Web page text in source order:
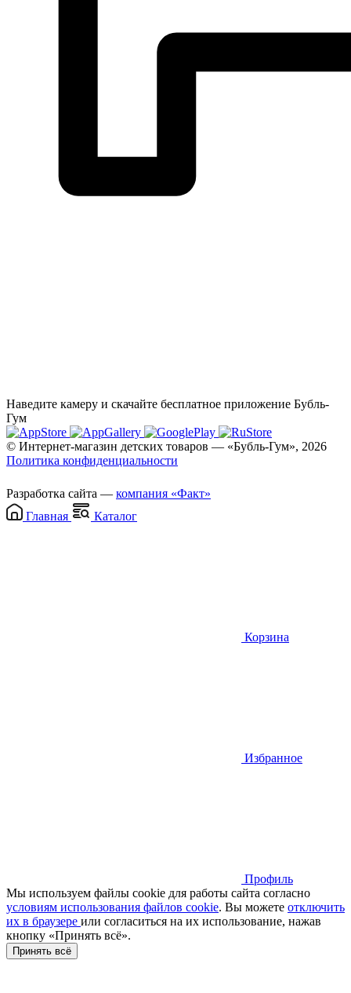
Наведите камеру и скачайте бесплатное приложение Бубль-
Гум
© Интернет-магазин детских товаров — «Бубль-Гум», 2026
Политика конфиденциальности
Разработка сайта — компания «Факт»
Главная
Каталог
Корзина
Избранное
Профиль
Мы используем файлы cookie для работы сайта согласно
условиям использования файлов cookie. Вы можете отключить
их в браузере или cогласиться на их использование, нажав
кнопку «Принять всё».
Принять всё